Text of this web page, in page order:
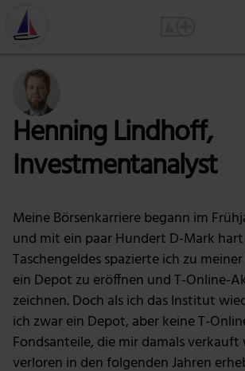
Henning Lindhoff,
Investmentanalyst
Meine Börsenkarriere begann im
und mit ein paar Hundert D-Mark
Taschengeldes spazierte ich zu
ein Depot zu eröffnen und T-Online-
zeichnen. Doch als ich das Institut
ich zwar ein Depot, aber keine T-
Fondsanteile, die mir damals
verloren in den folgenden Jahren